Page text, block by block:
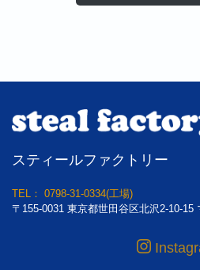
スティールファクトリー
TEL： 0798-31-0334(工場)
〒155-0031 東京都世田谷区北沢2-10-15